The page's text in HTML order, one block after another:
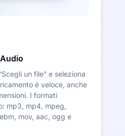
un file” e seleziona
è veloce, anche
I formati
mp3, mp4, mpeg,
mov, aac, ogg e